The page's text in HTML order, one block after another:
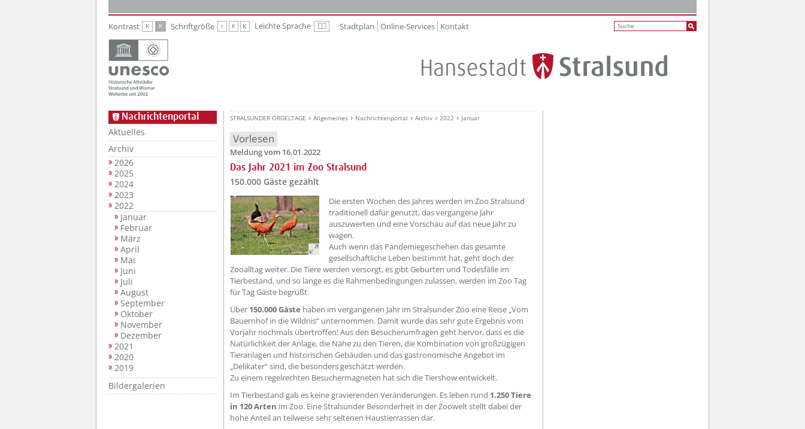
Kontrast K K Schriftgröße K K K Leichte Sprache Leichte Sprache
Stadtplan Online-Services Kontakt
Nachrichtenportal
Aktuelles
Archiv
2026
2025
2024
2023
2022
Januar
Februar
März
April
Mai
Juni
Juli
August
September
Oktober
November
Dezember
2021
2020
2019
Bildergalerien
STRALSUNDER ORGELTAGE Allgemeines Nachrichtenportal Archiv 2022 Januar
Vorlesen
Meldung vom 16.01.2022
Das Jahr 2021 im Zoo Stralsund
150.000 Gäste gezählt
Die ersten Wochen des Jahres werden im Zoo Stralsund
traditionell dafür genutzt, das vergangene Jahr
auszuwerten und eine Vorschau auf das neue Jahr zu
wagen.
Auch wenn das Pandemiegeschehen das gesamte
gesellschaftliche Leben bestimmt hat, geht doch der
Zooalltag weiter. Die Tiere werden versorgt, es gibt Geburten und Todesfälle im
Tierbestand, und so lange es die Rahmenbedingungen zulassen, werden im Zoo Tag
für Tag Gäste begrüßt.
Über 150.000 Gäste haben im vergangenen Jahr im Stralsunder Zoo eine Reise „Vom
Bauernhof in die Wildnis“ unternommen. Damit wurde das sehr gute Ergebnis vom
Vorjahr nochmals übertroffen! Aus den Besucherumfragen geht hervor, dass es die
Natürlichkeit der Anlage, die Nähe zu den Tieren, die Kombination von großzügigen
Tieranlagen und historischen Gebäuden und das gastronomische Angebot im
„Delikater“ sind, die besonders geschätzt werden.
Zu einem regelrechten Besuchermagneten hat sich die Tiershow entwickelt.
Im Tierbestand gab es keine gravierenden Veränderungen. Es leben rund 1.250 Tiere
in 120 Arten im Zoo. Eine Stralsunder Besonderheit in der Zoowelt stellt dabei der
hohe Anteil an teilweise sehr seltenen Haustierrassen dar.